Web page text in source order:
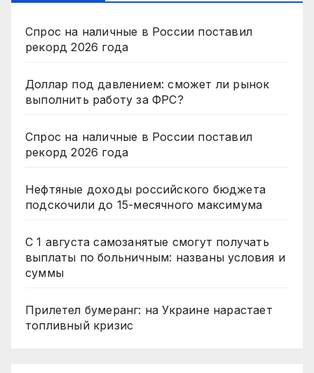
Спрос на наличные в России поставил
рекорд 2026 года
Доллар под давлением: сможет ли рынок
выполнить работу за ФРС?
Спрос на наличные в России поставил
рекорд 2026 года
Нефтяные доходы российского бюджета
подскочили до 15-месячного максимума
С 1 августа самозанятые смогут получать
выплаты по больничным: названы условия и
суммы
Прилетел бумеранг: на Украине нарастает
топливный кризис